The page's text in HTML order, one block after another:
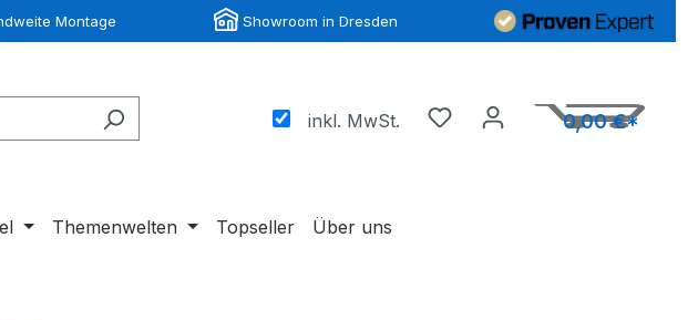
Montage Showroom in Dresden
inkl. MwSt. 0,00 €*
Themenwelten Topseller Über uns